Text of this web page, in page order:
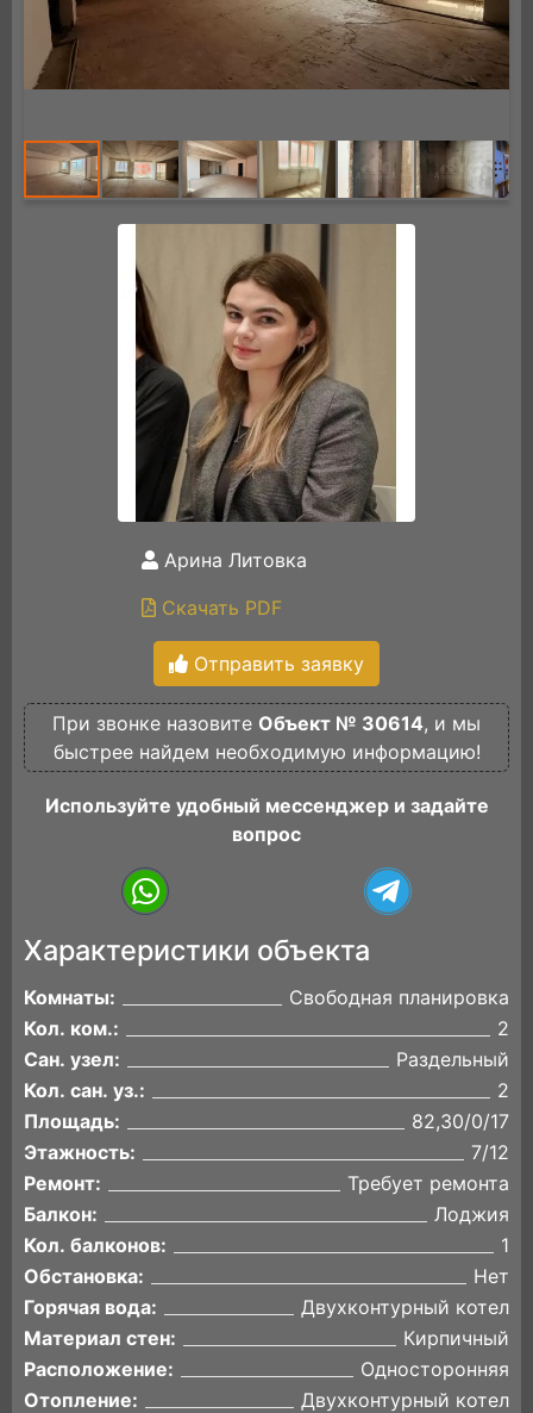
Арина Литовка
Скачать PDF
Отправить заявку
При звонке назовите Объект № 30614, и мы
быстрее найдем необходимую информацию!
Используйте удобный мессенджер и задайте
вопрос
Характеристики объекта
Комнаты:
Свободная планировка
Кол. ком.:
2
Сан. узел:
Раздельный
Кол. сан. уз.:
2
Площадь:
82,30/0/17
Этажность:
7/12
Ремонт:
Требует ремонта
Балкон:
Лоджия
Кол. балконов:
1
Обстановка:
Нет
Горячая вода:
Двухконтурный котел
Материал стен:
Кирпичный
Расположение:
Односторонняя
Отопление:
Двухконтурный котел